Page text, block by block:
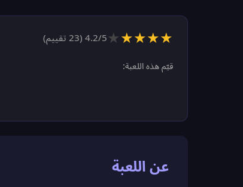
★
★
★
★
★
4.2/5 (
23 تقييم)
قيّم هذه اللعبة:
عن اللعبة